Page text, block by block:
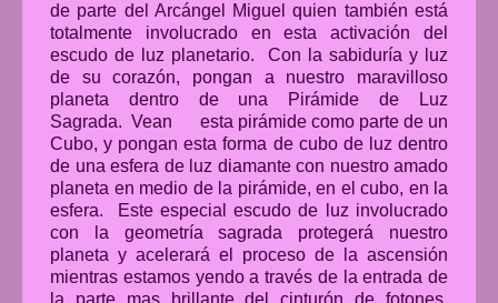
de parte del Arcángel Miguel quien también está
totalmente involucrado en esta activación del
escudo de luz planetario. Con la sabiduría y luz
de su corazón, pongan a nuestro maravilloso
planeta dentro de una Pirámide de Luz
Sagrada. Vean esta pirámide como parte de un
Cubo, y pongan esta forma de cubo de luz dentro
de una esfera de luz diamante con nuestro amado
planeta en medio de la pirámide, en el cubo, en la
esfera. Este especial escudo de luz involucrado
con la geometría sagrada protegerá nuestro
planeta y acelerará el proceso de la ascensión
mientras estamos yendo a través de la entrada de